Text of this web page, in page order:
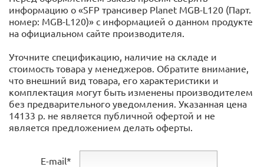
информацию о «SFP трансивер Planet MGB-L120 (Парт.
номер: MGB-L120)» с информацией o данном продукте
на официальном сайте производителя.
Уточните спецификацию, наличие на складе и
стоимость товара у менеджеров. Обратите внимание,
что внешний вид товара, его характеристики и
комплектация могут быть изменены производителем
без предварительного уведомления. Указанная цена
14133 р. не является публичной офертой и не
является предложением делать оферты.
E-mail*